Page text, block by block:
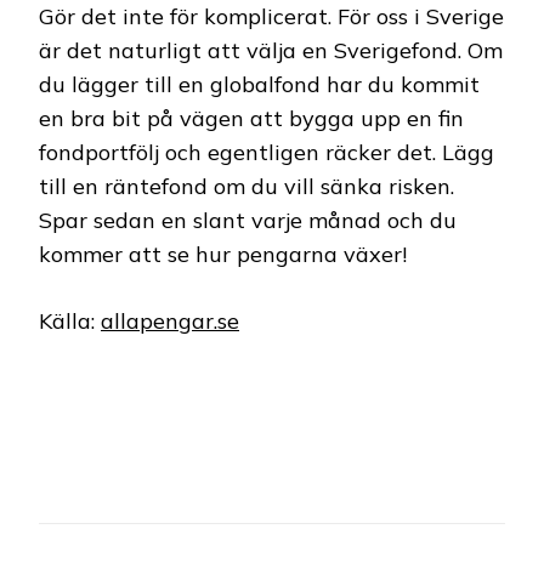
Gör det inte för komplicerat. För oss i Sverige
är det naturligt att välja en Sverigefond. Om
du lägger till en globalfond har du kommit
en bra bit på vägen att bygga upp en fin
fondportfölj och egentligen räcker det. Lägg
till en räntefond om du vill sänka risken.
Spar sedan en slant varje månad och du
kommer att se hur pengarna växer!
Källa: allapengar.se